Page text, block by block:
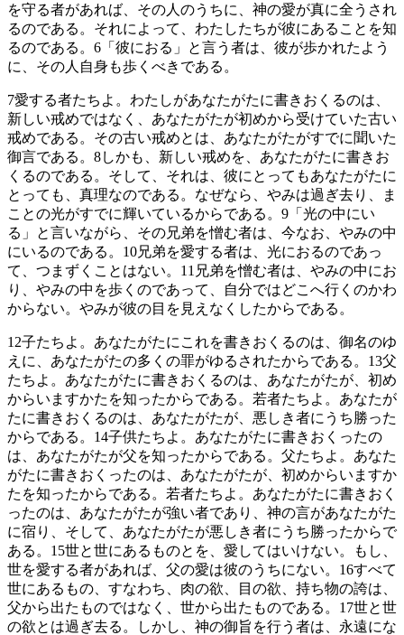
を守る者があれば、その人のうちに、神の愛が真に全うされ
るのである。それによって、わたしたちが彼にあることを知
るのである。 6 「彼におる」と言う者は、彼が歩かれたよう
に、その人自身も歩くべきである。
7愛する者たちよ。わたしがあなたがたに書きおくるのは、
新しい戒めではなく、あなたがたが初めから受けていた古い
戒めである。その古い戒めとは、あなたがたがすでに聞いた
御言である。 8しかも、新しい戒めを、あなたがたに書きお
くるのである。そして、それは、彼にとってもあなたがたに
とっても、真理なのである。なぜなら、やみは過ぎ去り、ま
ことの光がすでに輝いているからである。 9 「光の中にい
る」と言いながら、その兄弟を憎む者は、今なお、やみの中
にいるのである。 10兄弟を愛する者は、光におるのであっ
て、つまずくことはない。 11 兄弟を憎む者は、やみの中にお
り、やみの中を歩くのであって、自分ではどこへ行くのかわ
からない。やみが彼の目を見えなくしたからである。
12子たちよ。あなたがたにこれを書きおくるのは、御名のゆ
えに、あなたがたの多くの罪がゆるされたからである。 13父
たちよ。あなたがたに書きおくるのは、あなたがたが、初め
からいますかたを知ったからである。若者たちよ。あなたが
たに書きおくるのは、あなたがたが、悪しき者にうち勝った
からである。 14子供たちよ。あなたがたに書きおくったの
は、あなたがたが父を知ったからである。父たちよ。あなた
がたに書きおくったのは、あなたがたが、初めからいますか
たを知ったからである。若者たちよ。あなたがたに書きおく
ったのは、あなたがたが強い者であり、神の言があなたがた
に宿り、そして、あなたがたが悪しき者にうち勝ったからで
ある。 15世と世にあるものとを、愛してはいけない。もし、
世を愛する者があれば、父の愛は彼のうちにない。 16すべて
世にあるもの、すなわち、肉の欲、目の欲、持ち物の誇は、
父から出たものではなく、世から出たものである。 17世と世
の欲とは過ぎ去る。しかし、神の御旨を行う者は、永遠にな